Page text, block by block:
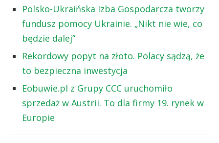
Polsko-Ukraińska Izba Gospodarcza tworzy
fundusz pomocy Ukrainie. „Nikt nie wie, co
będzie dalej”
Rekordowy popyt na złoto. Polacy sądzą, że
to bezpieczna inwestycja
Eobuwie.pl z Grupy CCC uruchomiło
sprzedaż w Austrii. To dla firmy 19. rynek w
Europie